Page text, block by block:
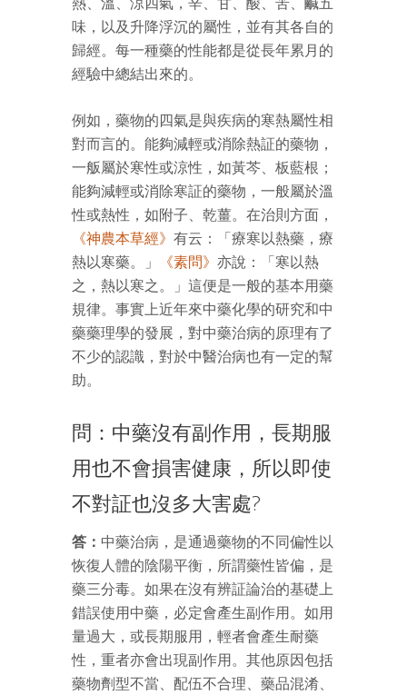
味，以及升降浮沉的屬性，並有其各自的
歸經。每一種藥的性能都是從長年累月的
經驗中總結出來的。
例如，藥物的四氣是與疾病的寒熱屬性相
對而言的。能夠減輕或消除熱証的藥物，
一舨屬於寒性或涼性，如黃芩、板藍根；
能夠減輕或消除寒証的藥物，一般屬於溫
性或熱性，如附子、乾薑。在治則方面，
《神農本草經》 有云：「療寒以熱藥，療
熱以寒藥。」
《素問》 亦說：「寒以熱
之，熱以寒之。」這便是一般的基本用藥
規律。事實上近年來中藥化學的研究和中
藥藥理學的發展，對中藥治病的原理有了
不少的認識，對於中醫治病也有一定的幫
助。
問：中藥沒有副作用，長期服
用也不會損害健康，所以即使
不對証也沒多大害處?
答： 中藥治病，是通過藥物的不同偏性以
恢復人體的陰陽平衡，所謂藥性皆偏，是
藥三分毒。如果在沒有辨証論治的基礎上
錯誤使用中藥，必定會產生副作用。如用
量過大，或長期服用，輕者會產生耐藥
性，重者亦會出現副作用。其他原因包括
藥物劑型不當、配伍不合理、藥品混淆、